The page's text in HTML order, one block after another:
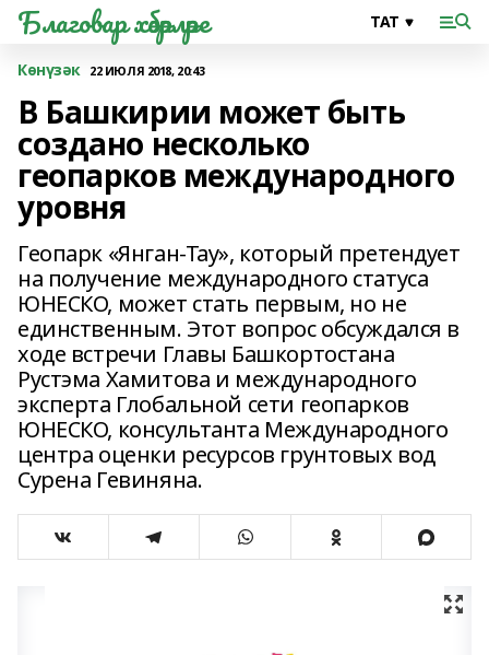
Благовар хәбәрләре
Көнүзәк 22 ИЮЛЯ 2018, 20:43
В Башкирии может быть
создано несколько
геопарков международного
уровня
Геопарк «Янган-Тау», который претендует
на получение международного статуса
ЮНЕСКО, может стать первым, но не
единственным. Этот вопрос обсуждался в
ходе встречи Главы Башкортостана
Рустэма Хамитова и международного
эксперта Глобальной сети геопарков
ЮНЕСКО, консультанта Международного
центра оценки ресурсов грунтовых вод
Сурена Гевиняна.